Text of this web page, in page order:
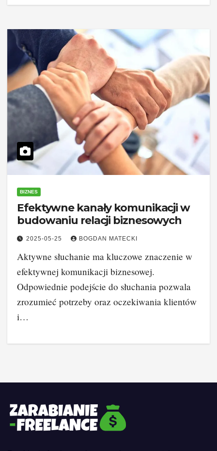
BIZNES
Efektywne kanały komunikacji w
budowaniu relacji biznesowych
2025-05-25 BOGDAN MATECKI
Aktywne słuchanie ma kluczowe znaczenie w
efektywnej komunikacji biznesowej.
Odpowiednie podejście do słuchania pozwala
zrozumieć potrzeby oraz oczekiwania klientów
i…